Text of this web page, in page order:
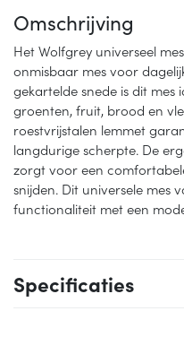
Omschrijving
Het Wolfgrey universeel
onmisbaar mes voor
gekartelde snede is dit
groenten, fruit, brood en
roestvrijstalen lemmet
langdurige scherpte. De
zorgt voor een
snijden. Dit universele mes
functionaliteit met een
Specificaties